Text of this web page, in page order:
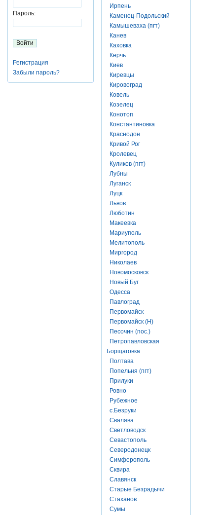
Пароль:
Регистрация
Забыли пароль?
Ирпень
Каменец-Подольский
Камышеваха (пгт)
Канев
Каховка
Керчь
Киев
Киревцы
Кировоград
Ковель
Козелец
Конотоп
Константиновка
Краснодон
Кривой Рог
Кролевец
Куликов (пгт)
Лубны
Луганск
Луцк
Львов
Люботин
Макеевка
Мариуполь
Мелитополь
Миргород
Николаев
Новомосковск
Новый Буг
Одесса
Павлоград
Первомайск
Первомайск (Н)
Песочин (пос.)
Петропавловская
Борщаговка
Полтава
Попельня (пгт)
Прилуки
Ровно
Рубежное
с.Безруки
Свалява
Светловодск
Севастополь
Северодонецк
Симферополь
Сквира
Славянск
Старые Безрадычи
Стаханов
Сумы